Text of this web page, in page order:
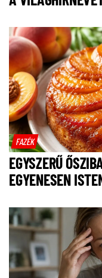
FAZÉK
EGYSZERŰ
EGYENESEN